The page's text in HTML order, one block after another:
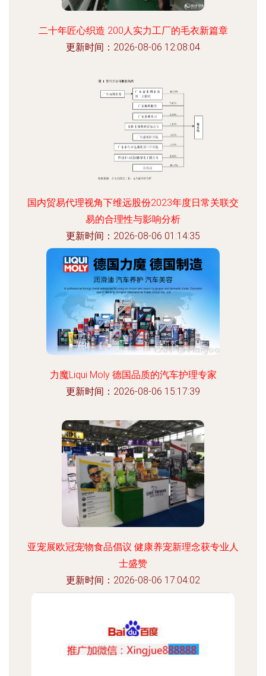
二十年匠心织造 200人实力工厂的毛衣新篇章
更新时间：2026-08-06 12:08:04
国内贸易代理视角下维远股份2023年度日常关联交
易的合理性与影响分析
更新时间：2026-08-06 01:14:35
力魔Liqui Moly 德国品质的汽车护理专家
更新时间：2026-08-06 15:17:39
亚宠展欧冠宠物食品倡议 健康养宠新理念获专业人
士盛赞
更新时间：2026-08-06 17:04:02